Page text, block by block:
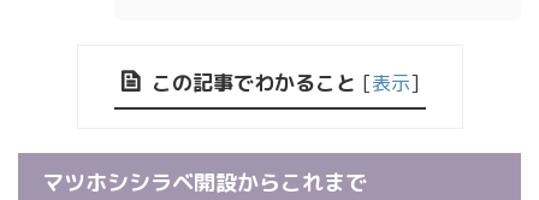
この記事でわかること [表示]
マツホシシラベ開設からこれまで